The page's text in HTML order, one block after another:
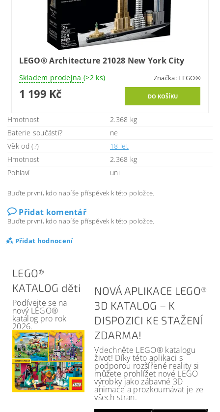
LEGO® Architecture 21028 New York City
Skladem prodejna (>2 ks) Značka: LEGO®
1 199 Kč
Hmotnost
2.368 kg
Baterie součástí?
ne
Věk od (?)
18 let
Hmotnost
2.368 kg
Pohlaví
uni
Buďte první, kdo napíše příspěvek k této položce.
Přidat komentář
Buďte první, kdo napíše příspěvek k této položce.
Přidat hodnocení
LEGO®
KATALOG děti
Podívejte se na
nový LEGO®
katalog pro rok
2026.
NOVÁ APLIKACE LEGO®
3D KATALOG – K
DISPOZICI KE STAŽENÍ
ZDARMA!
Vdechněte LEGO® katalogu
život! Díky této aplikaci s
podporou rozšířené reality si
můžete prohlížet nové LEGO
výrobky jako zábavné 3D
animace a prozkoumávat je ze
všech stran.